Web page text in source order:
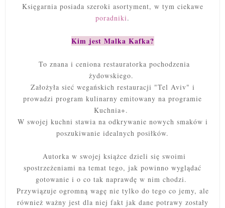
Księgarnia posiada szeroki asortyment, w tym ciekawe
poradniki.
Kim jest Malka Kafka?
To znana i ceniona restauratorka pochodzenia
żydowskiego.
Założyła sieć wegańskich restauracji "Tel Aviv" i
prowadzi program kulinarny emitowany na programie
Kuchnia+.
W swojej kuchni stawia na odkrywanie nowych smaków i
poszukiwanie idealnych posiłków.
Autorka w swojej książce dzieli się swoimi
spostrzeżeniami na temat tego, jak powinno wyglądać
gotowanie i o co tak naprawdę w nim chodzi.
Przywiązuje ogromną wagę nie tylko do tego co jemy, ale
również ważny jest dla niej fakt jak dane potrawy zostały